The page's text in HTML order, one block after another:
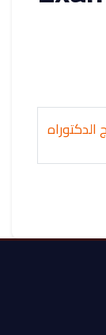
الدكتوراه